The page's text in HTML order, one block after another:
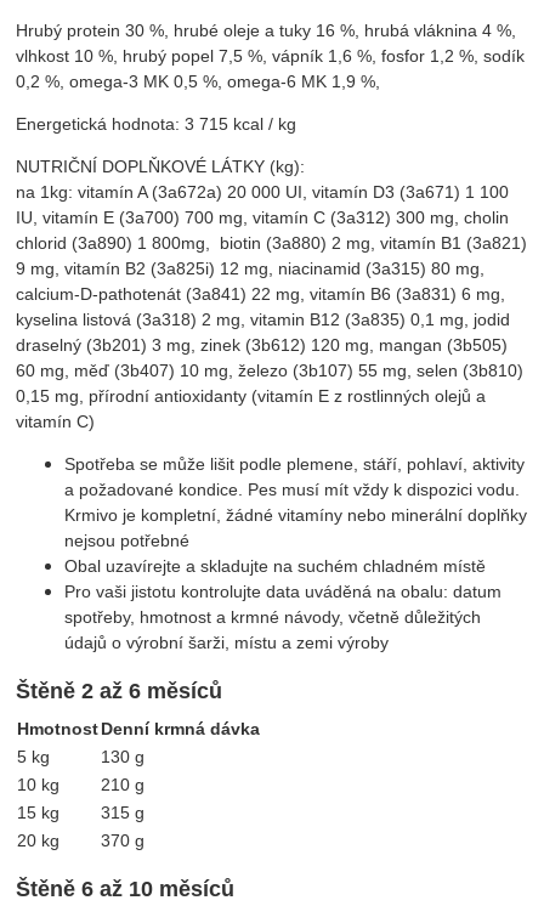
Hrubý protein 30 %, hrubé oleje a tuky 16 %, hrubá vláknina 4 %,
vlhkost 10 %, hrubý popel 7,5 %, vápník 1,6 %, fosfor 1,2 %, sodík
0,2 %, omega-3 MK 0,5 %, omega-6 MK 1,9 %,
Energetická hodnota: 3 715 kcal / kg
NUTRIČNÍ DOPLŇKOVÉ LÁTKY (kg):
na 1kg: vitamín A (3a672a) 20 000 UI, vitamín D3 (3a671) 1 100
IU, vitamín E (3a700) 700 mg, vitamín C (3a312) 300 mg, cholin
chlorid (3a890) 1 800mg, biotin (3a880) 2 mg, vitamín B1 (3a821)
9 mg, vitamín B2 (3a825i) 12 mg, niacinamid (3a315) 80 mg,
calcium-D-pathotenát (3a841) 22 mg, vitamín B6 (3a831) 6 mg,
kyselina listová (3a318) 2 mg, vitamin B12 (3a835) 0,1 mg, jodid
draselný (3b201) 3 mg, zinek (3b612) 120 mg, mangan (3b505)
60 mg, měď (3b407) 10 mg, železo (3b107) 55 mg, selen (3b810)
0,15 mg, přírodní antioxidanty (vitamín E z rostlinných olejů a
vitamín C)
Spotřeba se může lišit podle plemene, stáří, pohlaví, aktivity
a požadované kondice. Pes musí mít vždy k dispozici vodu.
Krmivo je kompletní, žádné vitamíny nebo minerální doplňky
nejsou potřebné
Obal uzavírejte a skladujte na suchém chladném místě
Pro vaši jistotu kontrolujte data uváděná na obalu: datum
spotřeby, hmotnost a krmné návody, včetně důležitých
údajů o výrobní šarži, místu a zemi výroby
Štěně 2 až 6 měsíců
HmotnostDenní krmná dávka
5 kg
130 g
10 kg
210 g
15 kg
315 g
20 kg
370 g
Štěně 6 až 10 měsíců